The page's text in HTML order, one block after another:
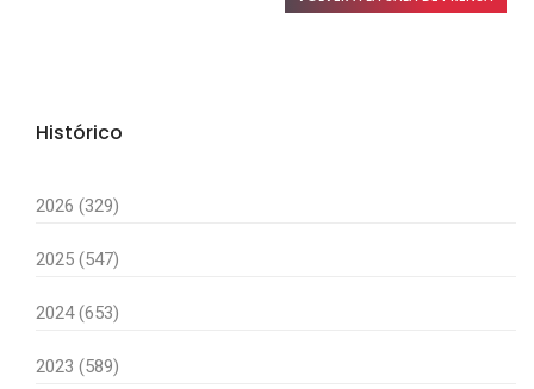
Histórico
2026 (329)
2025 (547)
2024 (653)
2023 (589)